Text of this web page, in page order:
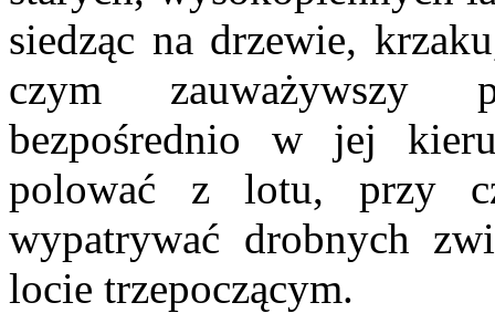
siedząc na drzewie,
czym zauważywszy
bezpośrednio w jej
polować z lotu, przy
wypatrywać drobnych
locie trzepoczącym.